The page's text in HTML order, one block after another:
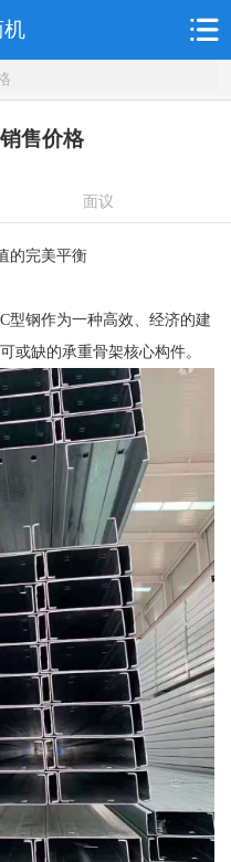
机
售价格
面议
的完美平衡
型钢作为一种高效、经济的建
或缺的承重骨架核心构件。